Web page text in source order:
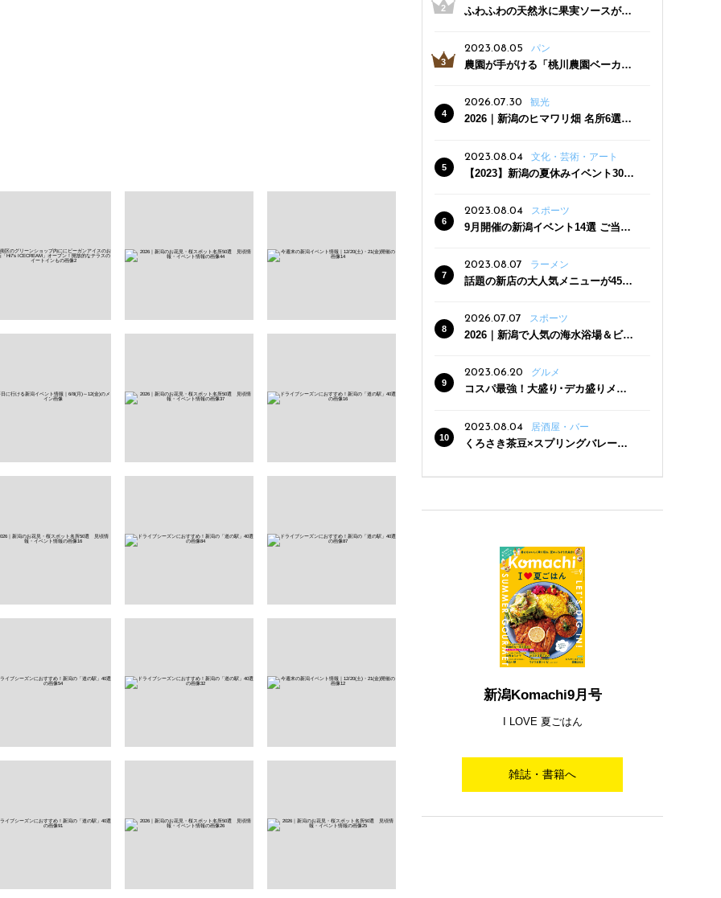
ふわふわの天然氷に果実ソースがた
三条駅近くにオープン
2023.08.05 パン
農園が手がける「桃川農園ベーカリ
った焼きたてパンのほか、ジェラー
トやスムージーも
2026.07.30 観光
2026｜新潟のヒマワリ畑 名所6選
2023.08.04
文化・芸術・アート
【2023】新潟の夏休みイベント30
2023.08.04
スポーツ
9月開催の新潟イベント14選 ご当地
2023.08.07 ラーメン
話題の新店の大人気メニューが450
クーポン登場
2026.07.07 スポーツ
2026｜新潟で人気の海水浴場＆ビー
2023.06.20
グルメ
コスパ最強！大盛り･デカ盛りメニ
2023.08.04
居酒屋・バー
くろさき茶豆×スプリングバレー豊
新潟Komachi9月号
I LOVE 夏ごはん
雑誌・書籍へ